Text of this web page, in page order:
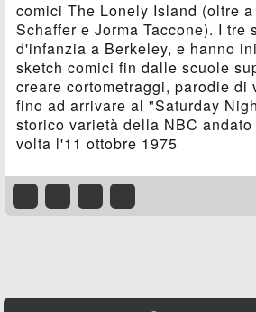
comici The Lonely Island (oltre
Schaffer e Jorma Taccone). I tre
d'infanzia a Berkeley, e hanno
sketch comici fin dalle scuole
creare cortometraggi, parodie di
fino ad arrivare al "Saturday
storico varietà della NBC
volta l'11 ottobre 1975